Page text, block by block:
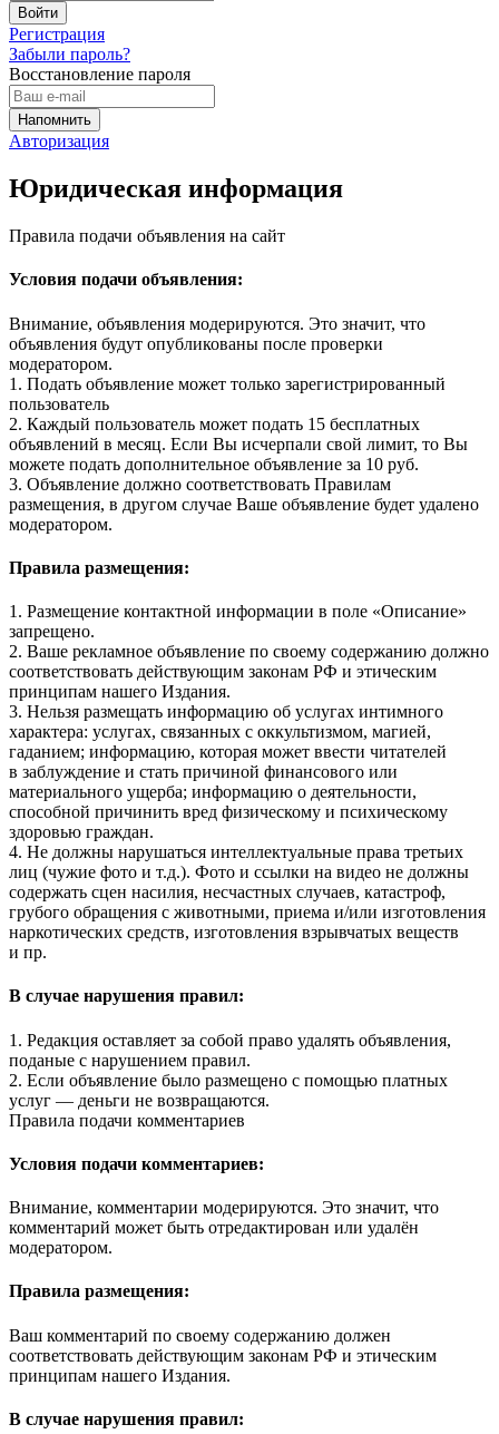
Регистрация
Забыли пароль?
Восстановление пароля
Авторизация
Юридическая информация
Правила подачи объявления на сайт
Условия подачи объявления:
Внимание, объявления модерируются. Это значит, что
объявления будут опубликованы после проверки
модератором.
1. Подать объявление может только зарегистрированный
пользователь
2. Каждый пользователь может подать 15 бесплатных
объявлений в месяц. Если Вы исчерпали свой лимит, то Вы
можете подать дополнительное объявление за 10 руб.
3. Объявление должно соответствовать Правилам
размещения, в другом случае Ваше объявление будет удалено
модератором.
Правила размещения:
1. Размещение контактной информации в поле «Описание»
запрещено.
2. Ваше рекламное объявление по своему содержанию должно
соответствовать действующим законам РФ и этическим
принципам нашего Издания.
3. Нельзя размещать информацию об услугах интимного
характера: услугах, связанных с оккультизмом, магией,
гаданием; информацию, которая может ввести читателей
в заблуждение и стать причиной финансового или
материального ущерба; информацию о деятельности,
способной причинить вред физическому и психическому
здоровью граждан.
4. Не должны нарушаться интеллектуальные права третьих
лиц (чужие фото и т.д.). Фото и ссылки на видео не должны
содержать сцен насилия, несчастных случаев, катастроф,
грубого обращения с животными, приема и/или изготовления
наркотических средств, изготовления взрывчатых веществ
и пр.
В случае нарушения правил:
1. Редакция оставляет за собой право удалять объявления,
поданые с нарушением правил.
2. Если объявление было размещено с помощью платных
услуг — деньги не возвращаются.
Правила подачи комментариев
Условия подачи комментариев:
Внимание, комментарии модерируются. Это значит, что
комментарий может быть отредактирован или удалён
модератором.
Правила размещения:
Ваш комментарий по своему содержанию должен
соответствовать действующим законам РФ и этическим
принципам нашего Издания.
В случае нарушения правил: